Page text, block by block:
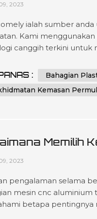
2023
ialah sumber
Kami
canggih terkini untuk
kami dalam
kami terletak pada
:
Bahagian
Kemasan
Memilih
Tepat Untuk
2023
pengalaman selama
mesin cnc aluminium
betapa pentingnya